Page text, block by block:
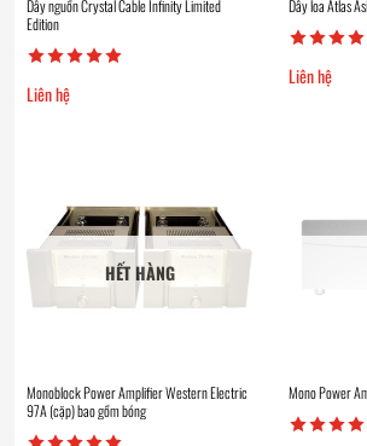
Dây nguồn Crystal Cable Infinity Limited
Edition
Liên hệ
Dây loa Atlas
Liên hệ
HẾT HÀNG
Monoblock Power Amplifier Western Electric
97A (cặp) bao gồm bóng
Mono Power